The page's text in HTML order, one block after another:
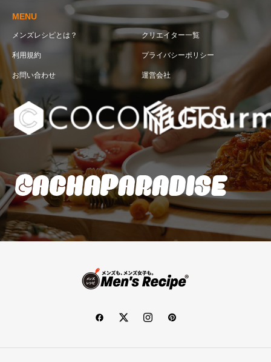
MENU
メンズレシピとは？ クリエイター一覧
利用規約 プライバシーポリシー
お問い合わせ 運営会社